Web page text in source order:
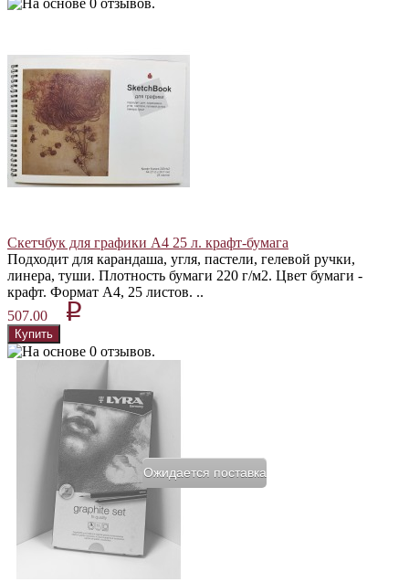
Скетчбук для графики А4 25 л. крафт-бумага
Подходит для карандаша, угля, пастели, гелевой ручки,
линера, туши. Плотность бумаги 220 г/м2. Цвет бумаги -
крафт. Формат А4, 25 листов. ..
507.00
p
Ожидается поставка